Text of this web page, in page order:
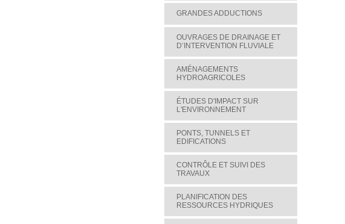
GRANDES ADDUCTIONS
OUVRAGES DE DRAINAGE ET
D’INTERVENTION FLUVIALE
AMÉNAGEMENTS
HYDROAGRICOLES
ÉTUDES D'IMPACT SUR
L'ENVIRONNEMENT
PONTS, TUNNELS ET
EDIFICATIONS
CONTRÔLE ET SUIVI DES
TRAVAUX
PLANIFICATION DES
RESSOURCES HYDRIQUES